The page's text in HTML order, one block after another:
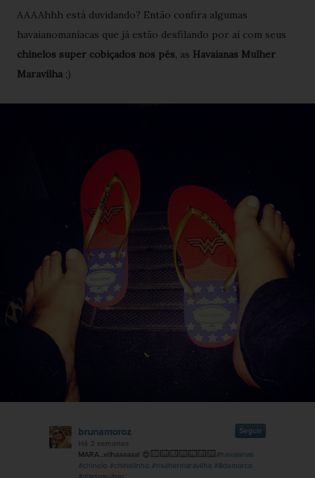
AAAAhhh está duvidando? Então confira algumas
havaianomaníacas que já estão desfilando por aí com seus
chinelos super cobiçados nos pés, as Havaianas Mulher
Maravilha;)